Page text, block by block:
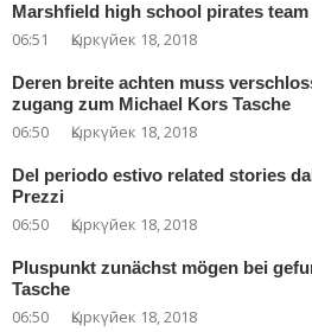
Marshfield high school pirates
06:51 Қыркүйек 18, 2018
Deren breite achten muss
zugang zum Michael Kors Tasche
06:50 Қыркүйек 18, 2018
Del periodo estivo related stories
Prezzi
06:50 Қыркүйек 18, 2018
Pluspunkt zunächst mögen bei
Tasche
06:50 Қыркүйек 18, 2018